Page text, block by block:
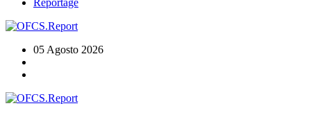
Reportage
05 Agosto 2026